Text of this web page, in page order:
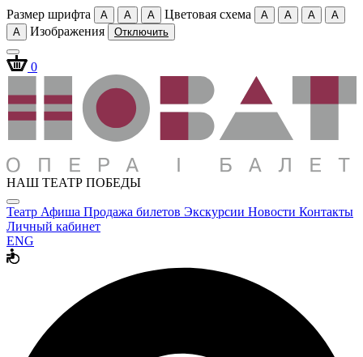
Размер шрифта A A A Цветовая схема A A A
A
A
Изображения Отключить
0
НАШ ТЕАТР ПОБЕДЫ
Театр Афиша Продажа билетов Экскурсии Новости Контакты
Личный кабинет
ENG